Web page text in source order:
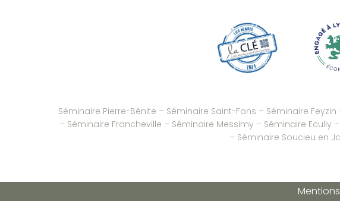
Séminaire Pierre-Bénite – Séminaire Saint-Fons – Séminaire Feyzin
– Séminaire Francheville – Séminaire Messimy– Séminaire Ecully–
– Séminaire Soucieu en